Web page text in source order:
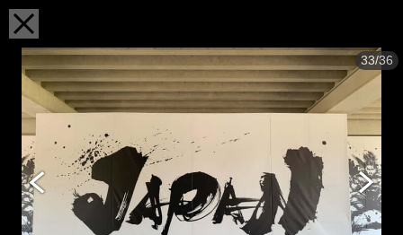
33/36